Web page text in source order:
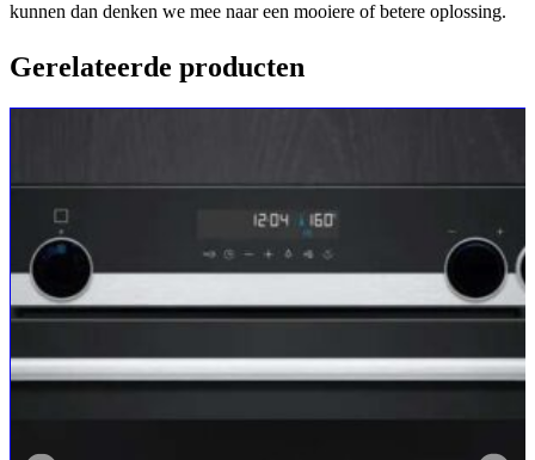
kunnen dan denken we mee naar een mooiere of betere oplossing.
Gerelateerde producten